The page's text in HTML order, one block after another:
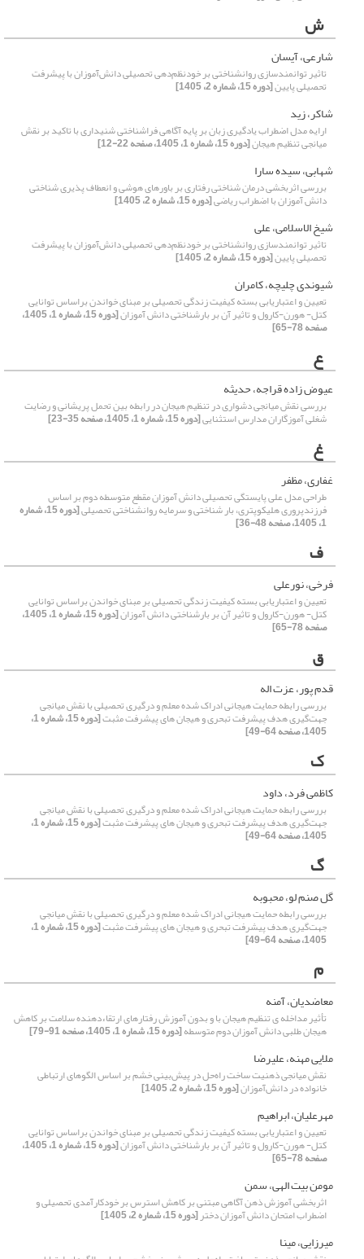
ش
شارعی، آیسان
تاثیر توانمندسازی روانشناختی بر خودنظم‌دهی تحصیلی دانش‌آموزان با پیشرفت
تحصیلی پایین[دوره 15، شماره 2، 1405]
شاکر، زید
ارایه مدل اضطراب یادگیری زبان بر پایه آگاهی فراشناختی شنیداری با تاکید بر نقش
میانجی تنظیم هیجان[دوره 15، شماره 1، 1405، صفحه 22-12]
شهابی، سیده سارا
بررسی اثربخشی ‌درمان شناختی رفتاری بر باورهای هوشی و انعطاف پذیری شناختی
دانش آموزان با اضطراب ریاضی[دوره 15، شماره 2، 1405]
شیخ الاسلامی، علی
تاثیر توانمندسازی روانشناختی بر خودنظم‌دهی تحصیلی دانش‌آموزان با پیشرفت
تحصیلی پایین[دوره 15، شماره 2، 1405]
شیوندی چلیچه، کامران
تعیین و اعتباریابی بسته کیفیت زندگی تحصیلی بر مبنای خواندن براساس توانایی
کتل- هورن-کارول و تاثیر آن بر بارشناختی دانش آموزان [دوره 15، شماره 1، 1405،
صفحه 78-65]
ع
عیوض زاده قراجه، حدیثه
بررسی نقش میانجی دشواری در تنظیم هیجان در رابطه بین تحمل پریشانی و رضایت
شغلی آموزگاران مدارس استثنایی[دوره 15، شماره 1، 1405، صفحه 35-23]
غ
غفاری، مظفر
طراحی مدل علی پایستگی تحصیلی دانش آموزان مقطع متوسطه دوم بر اساس
فرزندپروری هلیکوپتری، بار شناختی و سرمایه روانشناختی تحصیلی [دوره 15، شماره
1، 1405، صفحه 48-36]
ف
فرخی، نورعلی
تعیین و اعتباریابی بسته کیفیت زندگی تحصیلی بر مبنای خواندن براساس توانایی
کتل- هورن-کارول و تاثیر آن بر بارشناختی دانش آموزان [دوره 15، شماره 1، 1405،
صفحه 78-65]
ق
قدم پور، عزت اله
بررسی رابطه حمایت هیجانی ادراک شده معلم و درگیری تحصیلی با نقش میانجی
جهت‌گیری هدف پیشرفت تبحری و هیجان های پیشرفت مثبت [دوره 15، شماره 1،
1405، صفحه 64-49]
ک
کاظمی فرد، داود
بررسی رابطه حمایت هیجانی ادراک شده معلم و درگیری تحصیلی با نقش میانجی
جهت‌گیری هدف پیشرفت تبحری و هیجان های پیشرفت مثبت [دوره 15، شماره 1،
1405، صفحه 64-49]
گ
گل صنم لو، محبوبه
بررسی رابطه حمایت هیجانی ادراک شده معلم و درگیری تحصیلی با نقش میانجی
جهت‌گیری هدف پیشرفت تبحری و هیجان های پیشرفت مثبت [دوره 15، شماره 1،
1405، صفحه 64-49]
م
معاضدیان، آمنه
تأثیر مداخله ی تنظیم هیجان با و بدون آموزش رفتارهای ارتقاءدهنده سلامت بر کاهش
هیجان طلبی دانش آموزان دوم متوسطه[دوره 15، شماره 1، 1405، صفحه 91-79]
ملایی مهنه، علیرضا
نقش میانجی ذهنیت ساخت راه‌حل در پیش‌بینی خشم بر اساس الگوهای ارتباطی
خانواده در دانش‌آموزان[دوره 15، شماره 2، 1405]
مهرعلیان، ابراهیم
تعیین و اعتباریابی بسته کیفیت زندگی تحصیلی بر مبنای خواندن براساس توانایی
کتل- هورن-کارول و تاثیر آن بر بارشناختی دانش آموزان [دوره 15، شماره 1، 1405،
صفحه 78-65]
مومن بیت الهی، سمن
اثربخشی آموزش ذهن آگاهی مبتنی بر کاهش استرس بر خودکارآمدی تحصیلی و
اضطراب امتحان دانش آموزان دختر[دوره 15، شماره 2، 1405]
میرزایی، مینا